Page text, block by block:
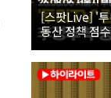
[스팟Live] '투
동산 정책 점
대토론회